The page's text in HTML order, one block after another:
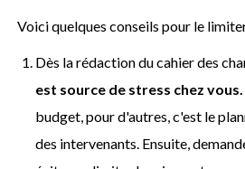
Voici quelques conseils pour le
Dès la rédaction du cahier des
est source de stress chez vous.
budget, pour d'autres, c'est le
des intervenants. Ensuite,